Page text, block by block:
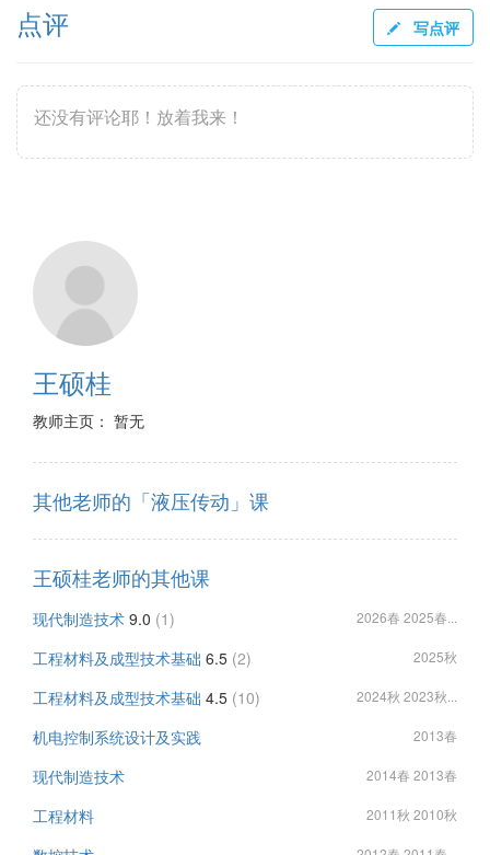
点评 写点评
还没有评论耶！放着我来！
王硕桂
教师主页： 暂无
其他老师的「液压传动」课
王硕桂老师的其他课
现代制造技术 9.0 (1) 2026春 2025春...
工程材料及成型技术基础 6.5 (2) 2025秋
工程材料及成型技术基础 4.5 (10) 2024秋 2023秋...
机电控制系统设计及实践 2013春
现代制造技术 2014春 2013春
工程材料 2011秋 2010秋